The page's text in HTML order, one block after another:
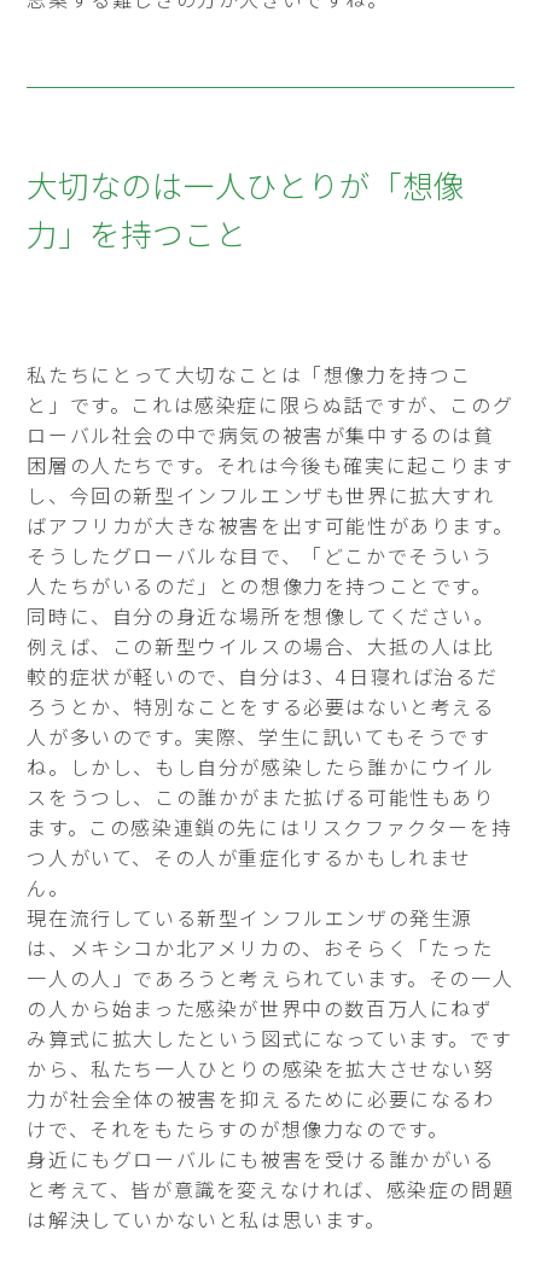
大切なのは一人ひとりが「想像
力」を持つこと
私たちにとって大切なことは「想像力を持つこ
と」です。これは感染症に限らぬ話ですが、このグ
ローバル社会の中で病気の被害が集中するのは貧
困層の人たちです。それは今後も確実に起こります
し、今回の新型インフルエンザも世界に拡大すれ
ばアフリカが大きな被害を出す可能性があります。
そうしたグローバルな目で、「どこかでそういう
人たちがいるのだ」との想像力を持つことです。
同時に、自分の身近な場所を想像してください。
例えば、この新型ウイルスの場合、大抵の人は比
較的症状が軽いので、自分は3、4日寝れば治るだ
ろうとか、特別なことをする必要はないと考える
人が多いのです。実際、学生に訊いてもそうです
ね。しかし、もし自分が感染したら誰かにウイル
スをうつし、この誰かがまた拡げる可能性もあり
ます。この感染連鎖の先にはリスクファクターを持
つ人がいて、その人が重症化するかもしれませ
ん。
現在流行している新型インフルエンザの発生源
は、メキシコか北アメリカの、おそらく「たった
一人の人」であろうと考えられています。その一人
の人から始まった感染が世界中の数百万人にねず
み算式に拡大したという図式になっています。です
から、私たち一人ひとりの感染を拡大させない努
力が社会全体の被害を抑えるために必要になるわ
けで、それをもたらすのが想像力なのです。
身近にもグローバルにも被害を受ける誰かがいる
と考えて、皆が意識を変えなければ、感染症の問題
は解決していかないと私は思います。